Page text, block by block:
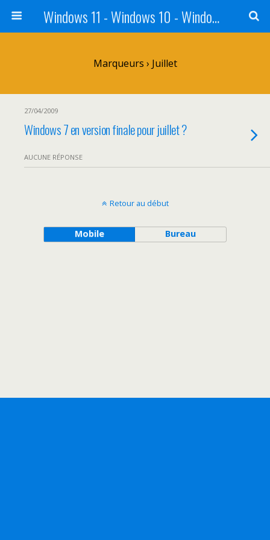
Windows 11 - Windows 10 - Windows 8 - Windows 7 - VISTA
Marqueurs › Juillet
27/04/2009
Windows 7 en version finale pour juillet ?
AUCUNE RÉPONSE
Retour au début
Mobile Bureau